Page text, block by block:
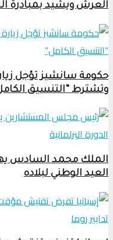
العرش ويشيد بمبادرة
حكومة سانشيز تؤجل
وتشترط “التنسيق
الملك محمد السادس
العيد الوطني لبلاده